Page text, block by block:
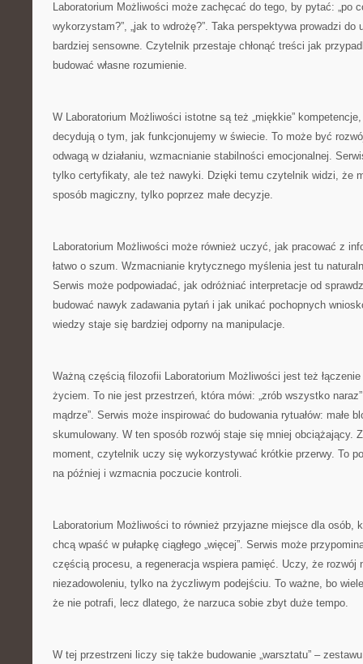
Laboratorium Możliwości może zachęcać do tego, by pytać: „po
wykorzystam?”, „jak to wdrożę?”. Taka perspektywa prowadzi
bardziej sensowne. Czytelnik przestaje chłonąć treści jak
budować własne rozumienie.
W Laboratorium Możliwości istotne są też „miękkie”
decydują o tym, jak funkcjonujemy w świecie. To może być
odwagą w działaniu, wzmacnianie stabilności emocjonalnej.
tylko certyfikaty, ale też nawyki. Dzięki temu czytelnik widzi, że
sposób magiczny, tylko poprzez małe decyzje.
Laboratorium Możliwości może również uczyć, jak pracować z
łatwo o szum. Wzmacnianie krytycznego myślenia jest tu
Serwis może podpowiadać, jak odróżniać interpretacje od
budować nawyk zadawania pytań i jak unikać pochopnych
wiedzy staje się bardziej odporny na manipulacje.
Ważną częścią filozofii Laboratorium Możliwości jest też
życiem. To nie jest przestrzeń, która mówi: „zrób wszystko
mądrze”. Serwis może inspirować do budowania rytuałów: małe
skumulowany. W ten sposób rozwój staje się mniej obciążający.
moment, czytelnik uczy się wykorzystywać krótkie przerwy. To
na później i wzmacnia poczucie kontroli.
Laboratorium Możliwości to również przyjazne miejsce dla osób,
chcą wpaść w pułapkę ciągłego „więcej”. Serwis może
częścią procesu, a regeneracja wspiera pamięć. Uczy, że rozwój
niezadowoleniu, tylko na życzliwym podejściu. To ważne, bo
że nie potrafi, lecz dlatego, że narzuca sobie zbyt duże tempo.
W tej przestrzeni liczy się także budowanie „warsztatu” –